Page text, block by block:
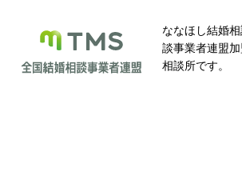
ななほし結婚
談事業者連盟
相談所です。